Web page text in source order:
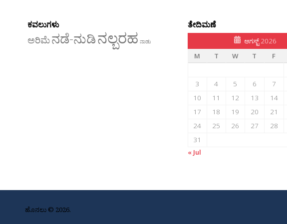
ಕವಲುಗಳು
ಅರಿಮೆನಡೆ-ನುಡಿನಲ್ಬರಹ ನಾಡು
ತೇದಿಮಣೆ
ಆಗಸ್ಟ್ 2026
M
T W T F
3
4 5 6 7
10
11 12 13 14
17
18 19 20 21
24
25 26 27 28
31
« Jul
ಹೊನಲು © 2026.